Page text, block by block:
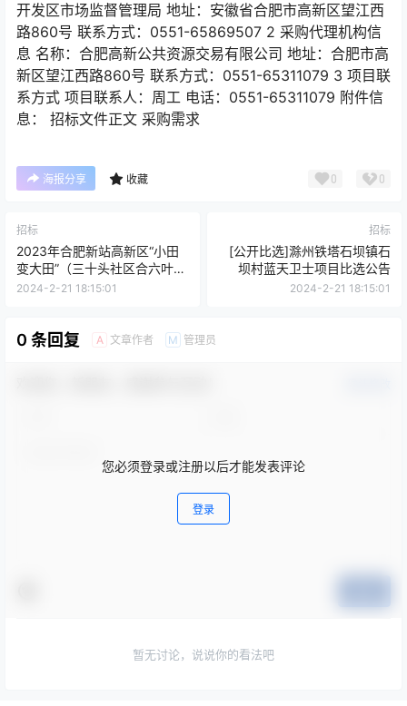
开发区市场监督管理局 地址：安徽省合肥市高新区望江西
路860号 联系方式：0551-65869507 2 采购代理机构信
息 名称：合肥高新公共资源交易有限公司 地址：合肥市高
新区望江西路860号 联系方式：0551-65311079 3 项目联
系方式 项目联系人：周工 电话：0551-65311079 附件信
息： 招标文件正文 采购需求
海报分享 收藏 0 0
招标
2023年合肥新站高新区“小田
变大田”（三十头社区合六叶高
速以北S260以东二十埠河廊道
2024-2-21 18:15:01
招标
[公开比选]滁州铁塔石坝镇石
坝村蓝天卫士项目比选公告
2024-2-21 18:15:01
0 条回复 A 文章作者 M 管理员
您必须登录或注册以后才能发表评论
登录
暂无讨论，说说你的看法吧